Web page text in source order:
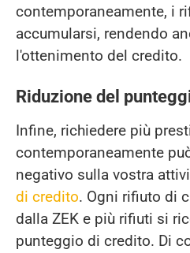
contemporaneamente, i
accumularsi, rendendo
l'ottenimento del credito.
Riduzione del
Infine, richiedere più
contemporaneamente
negativo sulla vostra
di credito. Ogni rifiuto di
dalla ZEK e più rifiuti si
punteggio di credito. Di